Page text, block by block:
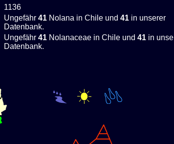
1136
Ungefähr 41 Nolana in Chile und 41 in unserer
Datenbank.
Ungefähr 41 Nolanaceae in Chile und 41 in
Datenbank.